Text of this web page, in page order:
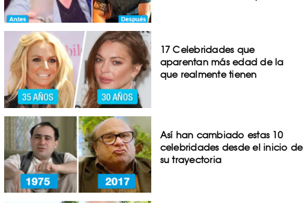
17 Celebridades que
aparentan más edad de la
que realmente tienen
Así han cambiado estas 10
celebridades desde el inicio de
su trayectoria